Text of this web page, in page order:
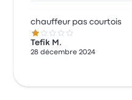
chauffeur pas courtois
1.0 sur 5 étoiles
Tefik M.
28 décembre 2024